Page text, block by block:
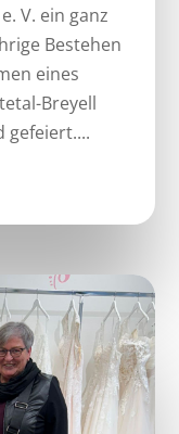
V. ein ganz
Bestehen
eines
Breyell
gefeiert....